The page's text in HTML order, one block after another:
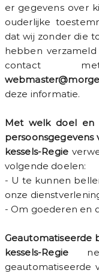
er gegevens over
ouderlijke
dat wij zonder die
hebben
contact
deze informatie.
Met welk doel en
persoonsgegevens
kessels-Regie
volgende doelen:
- U te kunnen
onze
- Om goederen en
Geautomatiseerde
kessels-Regie
geautomatiseerde